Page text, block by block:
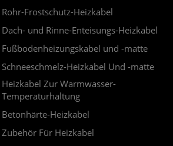
Rohr-Frostschutz-Heizkabel
Dach- und Rinne-Enteisungs-Heizkabel
Fußbodenheizungskabel und -matte
Schneeschmelz-Heizkabel Und -matte
Heizkabel Zur Warmwasser-
Temperaturhaltung
Betonhärte-Heizkabel
Zubehör Für Heizkabel